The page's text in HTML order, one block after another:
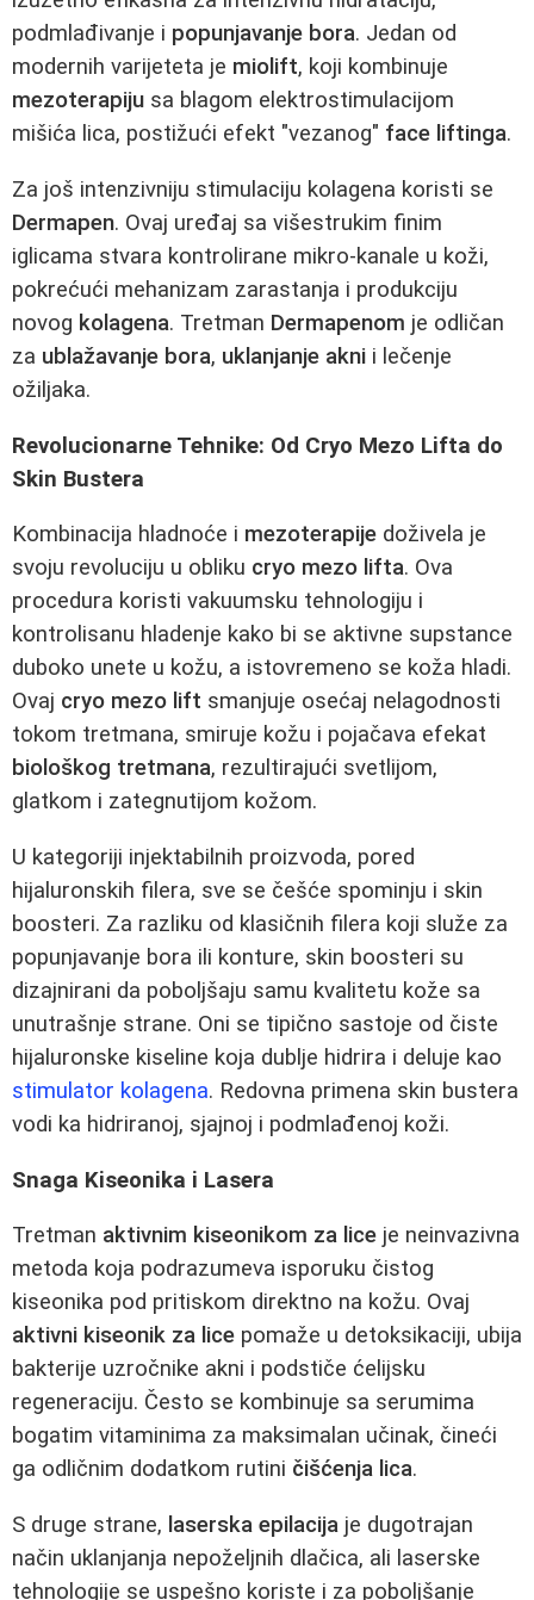
podmlađivanje i popunjavanje bora. Jedan od
modernih varijeteta je miolift, koji kombinuje
mezoterapiju sa blagom elektrostimulacijom
mišića lica, postižući efekt "vezanog" face liftinga.
Za još intenzivniju stimulaciju kolagena koristi se
Dermapen. Ovaj uređaj sa višestrukim finim
iglicama stvara kontrolirane mikro-kanale u koži,
pokrećući mehanizam zarastanja i produkciju
novog kolagena. Tretman Dermapenom je odličan
za ublažavanje bora, uklanjanje akni i lečenje
ožiljaka.
Revolucionarne Tehnike: Od Cryo Mezo Lifta do
Skin Bustera
Kombinacija hladnoće i mezoterapije doživela je
svoju revoluciju u obliku cryo mezo lifta. Ova
procedura koristi vakuumsku tehnologiju i
kontrolisanu hladenje kako bi se aktivne supstance
duboko unete u kožu, a istovremeno se koža hladi.
Ovaj cryo mezo lift smanjuje osećaj nelagodnosti
tokom tretmana, smiruje kožu i pojačava efekat
biološkog tretmana, rezultirajući svetlijom,
glatkom i zategnutijom kožom.
U kategoriji injektabilnih proizvoda, pored
hijaluronskih filera, sve se češće spominju i skin
boosteri. Za razliku od klasičnih filera koji služe za
popunjavanje bora ili konture, skin boosteri su
dizajnirani da poboljšaju samu kvalitetu kože sa
unutrašnje strane. Oni se tipično sastoje od čiste
hijaluronske kiseline koja dublje hidrira i deluje kao
stimulator kolagena. Redovna primena skin bustera
vodi ka hidriranoj, sjajnoj i podmlađenoj koži.
Snaga Kiseonika i Lasera
Tretman aktivnim kiseonikom za lice je neinvazivna
metoda koja podrazumeva isporuku čistog
kiseonika pod pritiskom direktno na kožu. Ovaj
aktivni kiseonik za lice pomaže u detoksikaciji, ubija
bakterije uzročnike akni i podstiče ćelijsku
regeneraciju. Često se kombinuje sa serumima
bogatim vitaminima za maksimalan učinak, čineći
ga odličnim dodatkom rutini čišćenja lica.
S druge strane, laserska epilacija je dugotrajan
način uklanjanja nepoželjnih dlačica, ali laserske
tehnologije se uspešno koriste i za poboljšanje